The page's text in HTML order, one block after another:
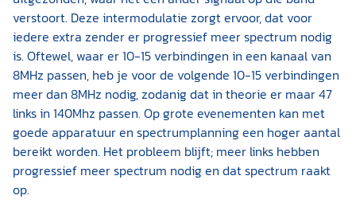
verstoort. Deze intermodulatie zorgt ervoor, dat voor
iedere extra zender er progressief meer spectrum nodig
is. Oftewel, waar er 10-15 verbindingen in een kanaal van
8MHz passen, heb je voor de volgende 10-15 verbindingen
meer dan 8MHz nodig, zodanig dat in theorie er maar 47
links in 140Mhz passen. Op grote evenementen kan met
goede apparatuur en spectrumplanning een hoger aantal
bereikt worden. Het probleem blijft; meer links hebben
progressief meer spectrum nodig en dat spectrum raakt
op.